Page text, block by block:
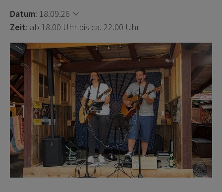
Datum: 18.09.26
Zeit: ab 18.00 Uhr bis ca. 22.00 Uhr